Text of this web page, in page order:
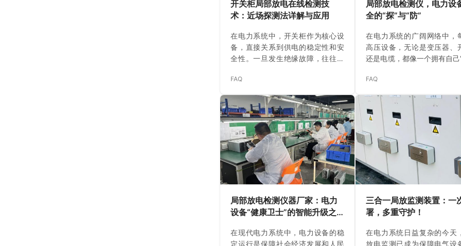
开关柜局部放电在线检测技
术：近场探测法详解与应用
在电力系统中，开关柜作为核心设
备，直接关系到供电的稳定性和安
全性。一旦发生绝缘故障，往往会
局部放电（PD）是开关柜绝缘缺陷
以有效评估设备状态，预防潜在故
障。传统检测方法如脉冲电流法和
超高频（UHF）法虽有优势，但存
在信号信息不足、抗干扰差或能量
衰减等问题。针对这些痛点，基于
近场检测的PD新技术应运而生，它
聚焦于PD信号能量集中的低频段
（10-200MHz），利用小型磁场探
针实现非接触在线监测。本文将基
于最新研究，深入解析这项技术的
原理…
FAQ
局部放电检测仪，电力设
全的“探”与“防”
在电力系统的广阔网络中，
高压设备，无论是变压器、
还是电缆，都像一个拥有自己
部，一个无形且危险的“病灶”
（Partial Discharge, 简称
局部放电，顾名思义，是发
缘介质内部的局部、不完全
现象。它就像是绝缘材料内
小“火花”，虽然不会立即导致
障，但其长期累积的能量和
会不断侵蚀绝缘结构，最终
难性的绝缘击穿事故。 为什
验早已证…
FAQ
局部放电检测仪器厂家：电力
设备“健康卫士”的智能升级之
在现代电力系统中，电力设备的稳
定运行是保障社会经济发展和人民
三合一局放监测装置：一
署，多重守护！
在电力系统日益复杂的今天
放电监测已成为保障电气设